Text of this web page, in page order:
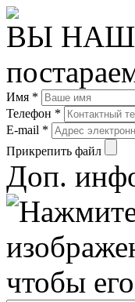
ВЫ
Имя *
Телефон *
E-mail *
Прикрепить файл
Доп.